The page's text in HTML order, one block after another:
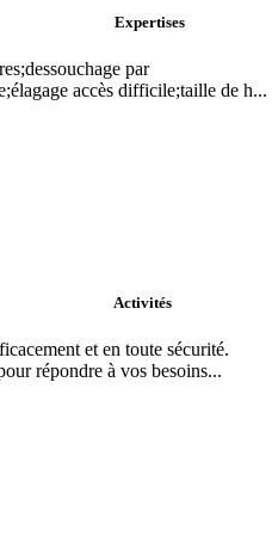
Expertises
par
accès difficile;taille de h...
Activités
et en toute sécurité.
répondre à vos besoins...